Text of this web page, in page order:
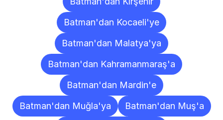
Batman'dan Kocaeli'ye
Batman'dan Malatya'ya
Batman'dan Kahramanmaraş'a
Batman'dan Mardin'e
Batman'dan Muğla'ya
Batman'dan Muş'a